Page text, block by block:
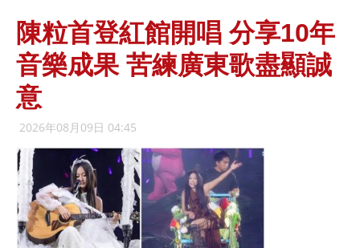
陳粒首登紅館開唱 分享10年
音樂成果 苦練廣東歌盡顯誠
意
2026年08月09日 04:45